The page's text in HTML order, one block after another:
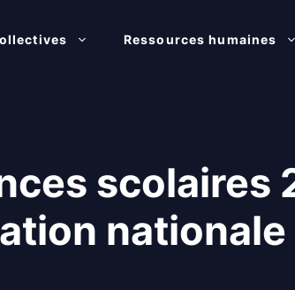
Ressources humaines
scolaires
nationale